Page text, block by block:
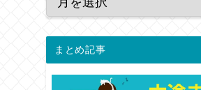
まとめ記事